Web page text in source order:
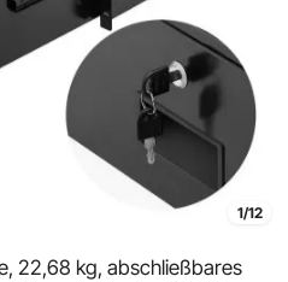
1/12
22,68 kg, abschließbares